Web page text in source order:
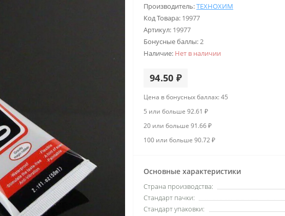
Производитель:ТЕХНОХИМ
Код Товара: 19977
Артикул: 19977
Бонусные баллы:2
Наличие: Нет в наличии
94.50 ₽
Цена в бонусных баллах: 45
5 или больше 92.61 ₽
20 или больше 91.66 ₽
100 или больше 90.72 ₽
Основные характеристики
Страна производства:
Стандарт пачки:
Стандарт упаковки: